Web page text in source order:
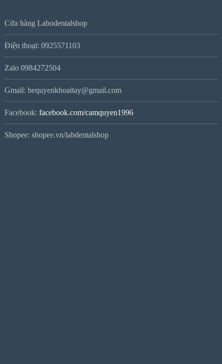
Cửa hàng Labodentalshop
Điện thoại: 0925571103
Zalo 0984272504
Gmail: bequyenkhoaitay@gmail.com
Facebook: facebook.com/camquyen1996
Shopee: shopee.vn/labdentalshop